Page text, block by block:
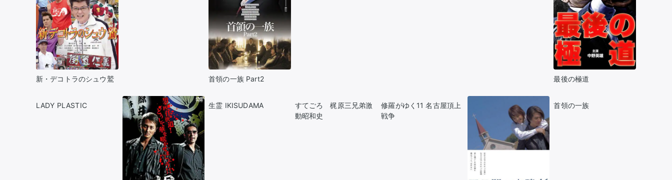
Rチャンネル
チケット
楽天チケット
エンタメニュース
推し楽
新・デコトラのシュウ鷲 首領の一族 Part2 最後の極道
LADY PLASTIC 生霊 IKISUDAMA
すてごろ 梶原三兄弟激
動昭和史
修羅がゆく11 名古屋頂上
戦争
首領の一族